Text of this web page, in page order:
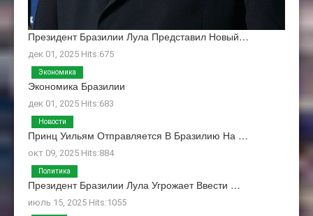
Президент Бразилии Лула Представил Новый…
дек 01, 2025 Hits:675
Экономика Бразилии
дек 01, 2025 Hits:683
Экономика
Принц Уильям Отправляется В Бразилию На …
окт 09, 2025 Hits:884
Новости
Президент Бразилии Лула Угрожает Ввести …
июль 15, 2025 Hits:1055
Политика